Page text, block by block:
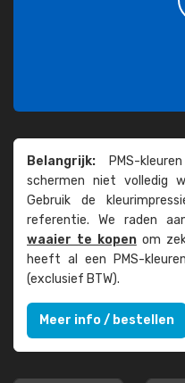
Belangrijk: PMS-
schermen niet volledig
Gebruik de
referentie. We raden
waaier te kopenom
heeft al een PMS-
(exclusief BTW).
Meer info / bestellen